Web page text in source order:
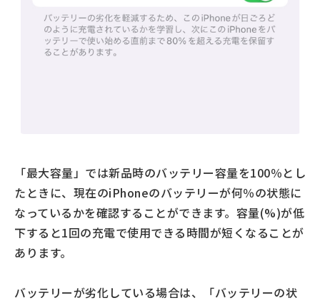
「最大容量」では新品時のバッテリー容量を100％とし
たときに、現在のiPhoneのバッテリーが何％の状態に
なっているかを確認することができます。容量(%)が低
下すると1回の充電で使用できる時間が短くなることが
あります。
バッテリーが劣化している場合は、「バッテリーの状